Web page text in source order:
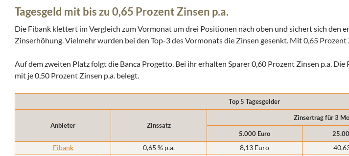
Tagesgeld mit bis zu 0,65 Prozent Zinsen p.a.
Die Fibank klettert im Vergleich zum Vormonat um drei Positionen nach oben und sichert sich den
Zinserhöhung. Vielmehr wurden bei den Top-3 des Vormonats die Zinsen gesenkt. Mit 0,65 Prozent
Auf dem zweiten Platz folgt die Banca Progetto. Bei ihr erhalten Sparer 0,60 Prozent Zinsen p.a. Die
mit je 0,50 Prozent Zinsen p.a. belegt.
Top 5 Tagesgelder
Anbieter Zinssatz
Zinsertrag für 3
5.000 Euro
Fibank 0,65 % p.a. 8,13 Euro